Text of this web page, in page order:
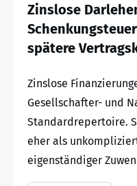
Zinslose
spätere
Zinslose
Gesellschafter- und
Standardrepertoire.
eher als
eigenständiger